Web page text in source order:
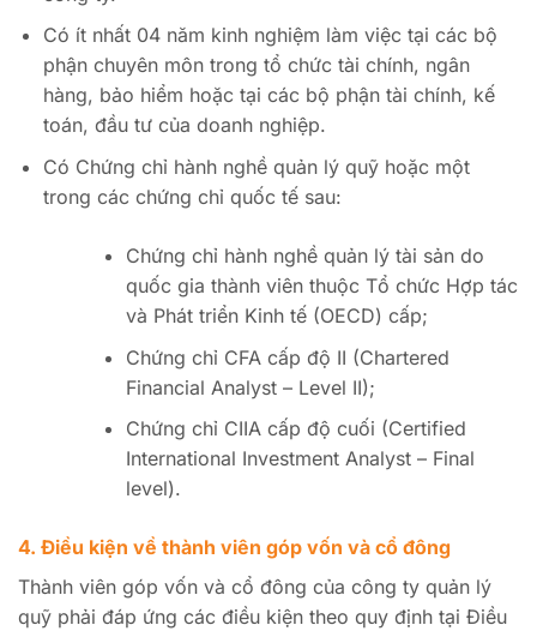
Có ít nhất 04 năm kinh nghiệm làm việc tại các bộ
phận chuyên môn trong tổ chức tài chính, ngân
hàng, bảo hiểm hoặc tại các bộ phận tài chính, kế
toán, đầu tư của doanh nghiệp.
Có Chứng chỉ hành nghề quản lý quỹ hoặc một
trong các chứng chỉ quốc tế sau:
Chứng chỉ hành nghề quản lý tài sản do
quốc gia thành viên thuộc Tổ chức Hợp tác
và Phát triển Kinh tế (OECD) cấp;
Chứng chỉ CFA cấp độ II (Chartered
Financial Analyst – Level II);
Chứng chỉ CIIA cấp độ cuối (Certified
International Investment Analyst – Final
level).
4. Điều kiện về thành viên góp vốn và cổ đông
Thành viên góp vốn và cổ đông của công ty quản lý
quỹ phải đáp ứng các điều kiện theo quy định tại Điều